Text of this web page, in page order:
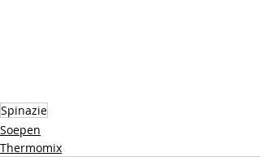
Spinazie
Soepen
Thermomix